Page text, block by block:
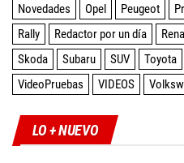
Novedades
Opel Peugeot
Rally
Redactor por un día
Skoda
Subaru SUV Toyota
VideoPruebas
VIDEOS
LO + NUEVO